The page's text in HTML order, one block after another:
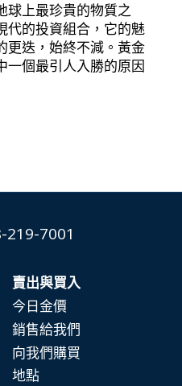
球上最珍貴的物質之
代的投資組合，它的魅
更迭，始終不減。黃金
一個最引人入勝的原因
219-7001
賣出與買入
今日金價
銷售給我們
向我們購買
地點